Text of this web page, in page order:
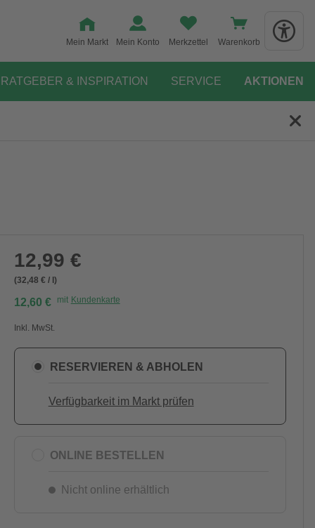
Mein Markt Mein Konto Merkzettel Warenkorb
RATGEBER & INSPIRATION SERVICE AKTIONEN
12,99 €
(32,48 € / l)
12,60 € mit Kundenkarte
Inkl. MwSt.
RESERVIEREN & ABHOLEN
Verfügbarkeit im Markt prüfen
ONLINE BESTELLEN
Nicht online erhältlich